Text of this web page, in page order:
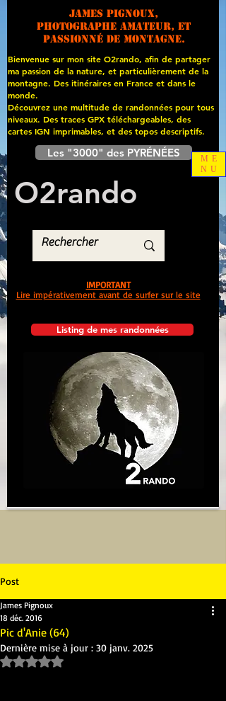
James PIGNOUX,
photographe amateur, et
passionné de montagne.
Bienvenue sur mon site O2rando, afin de partager
ma passion de la nature, et particulièrement de la
montagne. Des itinéraires en France et dans le
monde.
Découvrez une multitude de randonnées pour tous
niveaux. Des traces GPX téléchargeables, des
cartes IGN imprimables, et des topos descriptifs.
Les "3000" des PYRÉNÉES
O2rando
Listing de mes randonnées
IMPORTANT
Lire impérativement avant de surfer sur le site
ME
NU
Post
Pic d'Anie (64)
James Pignoux
18 déc. 2016
Dernière mise à jour : 30 janv. 2025
Noté NaN étoiles sur 5.